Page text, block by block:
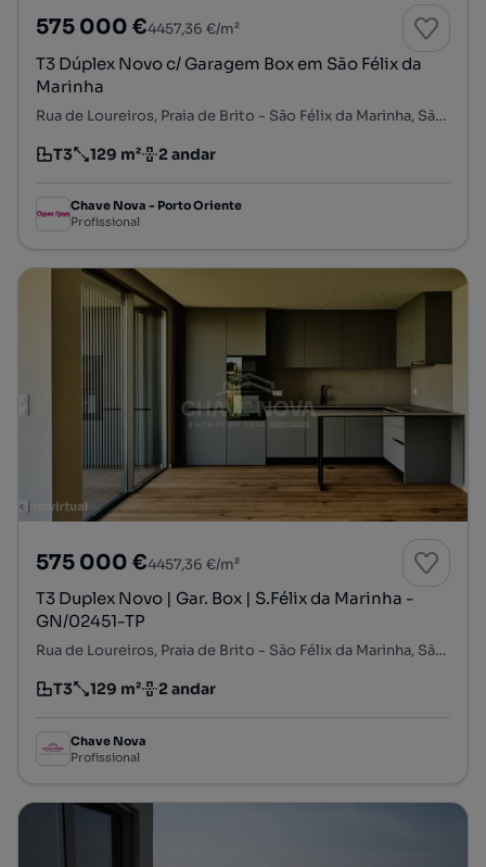
575 000 €4457,36 €/m²
T3 Dúplex Novo c/ Garagem Box em São Félix da
Marinha
Rua de Loureiros, Praia de Brito - São Félix da Marinha, São Félix da Marinha, Vila Nova de Gaia, Porto
Tipologia
T3
Preço por metro quadrado
129 m²
Andar 2 andar
Chave Nova - Porto Oriente
Profissional
575 000 €4457,36 €/m²
T3 Duplex Novo | Gar. Box | S.Félix da Marinha -
GN/02451-TP
Rua de Loureiros, Praia de Brito - São Félix da Marinha, São Félix da Marinha, Vila Nova de Gaia, Porto
Tipologia
T3
Preço por metro quadrado
129 m²
Andar 2 andar
Chave Nova
Profissional